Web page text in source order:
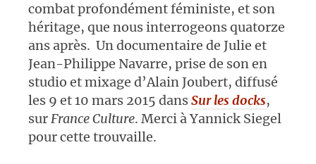
combat profondément féministe, et son
héritage, que nous interrogeons quatorze
ans après. Un documentaire de Julie et
Jean-Philippe Navarre, prise de son en
studio et mixage d’Alain Joubert, diffusé
les 9 et 10 mars 2015 dansSur les docks,
surFrance Culture. Merci à Yannick Siegel
pour cette trouvaille.